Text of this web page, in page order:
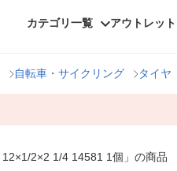
カテゴリ一覧 アウトレット
自転車・サイクリング タイヤ